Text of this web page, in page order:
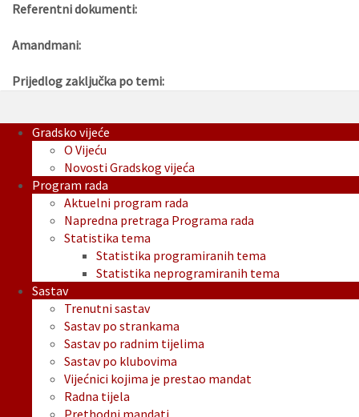
Referentni dokumenti:
Amandmani:
Prijedlog zaključka po temi:
Gradsko vijeće
O Vijeću
Novosti Gradskog vijeća
Program rada
Aktuelni program rada
Napredna pretraga Programa rada
Statistika tema
Statistika programiranih tema
Statistika neprogramiranih tema
Sastav
Trenutni sastav
Sastav po strankama
Sastav po radnim tijelima
Sastav po klubovima
Vijećnici kojima je prestao mandat
Radna tijela